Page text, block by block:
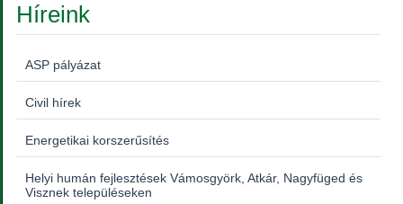
Híreink
ASP pályázat
Civil hírek
Energetikai korszerűsítés
Helyi humán fejlesztések Vámosgyörk, Atkár, Nagyfüged és
Visznek településeken